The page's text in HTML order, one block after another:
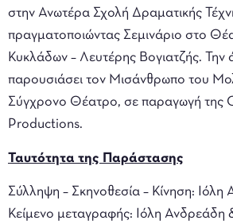
στην Ανωτέρα Σχολή Δραματικής
πραγματοποιώντας Σεμινάριο στο
Κυκλάδων – Λευτέρης Βογιατζής. Την
παρουσιάσει τον Μισάνθρωπο του
Σύγχρονο Θέατρο, σε παραγωγή της
Productions.
Ταυτότητα της Παράστασης
Σύλληψη – Σκηνοθεσία – Κίνηση: Ιόλη
Κείμενο μεταγραφής: Ιόλη